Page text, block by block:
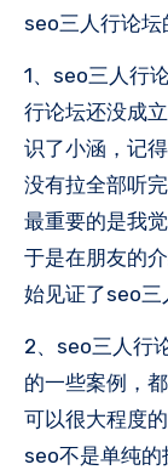
seo三人行论坛
1、seo三人行
行论坛还没成
识了小涵，记
没有拉全部听
最重要的是我
于是在朋友的
始见证了seo三
2、seo三人行
的一些案例，
可以很大程度
seo不是单纯的